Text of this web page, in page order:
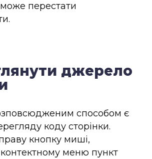
перестати
джерело
способом є
коду сторінки.
кнопку миші,
меню пункт